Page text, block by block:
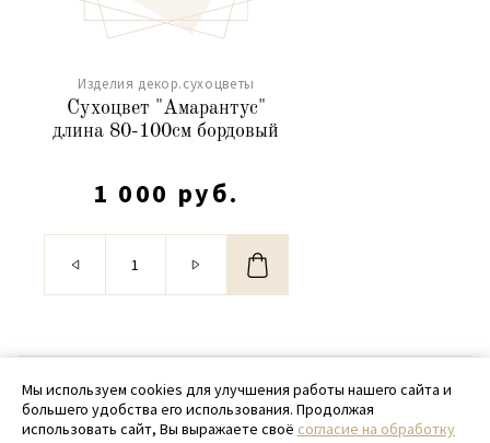
Изделия декор.сухоцветы
Сухоцвет "Амарантус"
длина 80-100см бордовый
1 000 руб.
© 2020 - 2026 SamPack
+ 7 (918) 699-97-87
Мы используем cookies для улучшения работы нашего сайта и
большего удобства его использования. Продолжая
использовать сайт, Вы выражаете своё согласие на обработку